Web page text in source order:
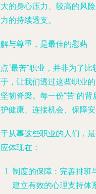
的身心压力、较高的风
的持续透支。
与尊重，是最佳的慰藉
“最苦”职业，并非为了
，让我们透过这些职业
韧脊梁。每一份“苦”的
健康、连接机会、保障
从事这些职业的人们，
体现在：
制度的保障 ：完善排
建立有效的心理支持体